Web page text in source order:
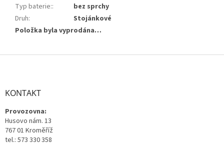
Typ baterie::
bez sprchy
Druh:
Stojánkové
Položka byla vyprodána…
Z
KONTAKT
Provozovna:
Husovo nám. 13
767 01 Kroměříž
tel.: 573 330 358